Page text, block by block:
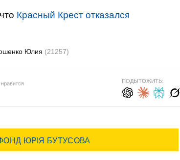
Красный Крест отказался
Юлия (21257)
ПОДЫТОЖИТЬ: